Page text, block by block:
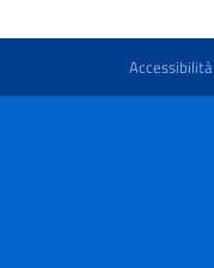
Accessibilità